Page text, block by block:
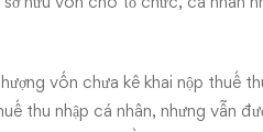
vốn chưa kê khai nộp thuế
thu nhập cá nhân, nhưng vẫn